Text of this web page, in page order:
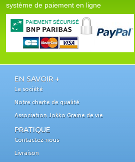
système de paiement en ligne
EN SAVOIR +
La société
Notre charte de qualité
Association Jokko Graine de vie
PRATIQUE
Contactez-nous
Livraison